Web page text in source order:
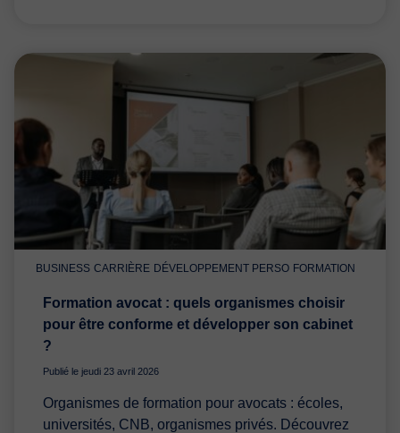
BUSINESS CARRIÈRE DÉVELOPPEMENT PERSO FORMATION
Formation avocat : quels organismes choisir
pour être conforme et développer son cabinet
?
Publié le jeudi 23 avril 2026
Organismes de formation pour avocats : écoles,
universités, CNB, organismes privés. Découvrez